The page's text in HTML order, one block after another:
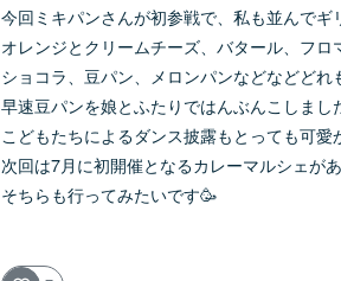
今回ミキパンさんが初参戦で、私も並んで
オレンジとクリームチーズ、バタール、フ
ショコラ、豆パン、メロンパンなどなどどれ
早速豆パンを娘とふたりではんぶんこしま
こどもたちによるダンス披露もとっても可愛
次回は7月に初開催となるカレーマルシェが
そちらも行ってみたいです🥳